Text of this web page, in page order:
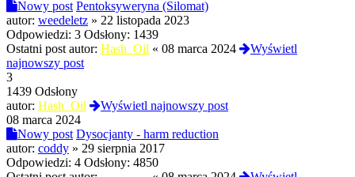
Nowy post Pentoksyweryna (Silomat)
autor: weedeletz » 22 listopada 2023
Odpowiedzi: 3 Odsłony: 1439
Ostatni post autor: Hash_Oil « 08 marca 2024
Wyświetl
najnowszy post
3
1439 Odsłony
autor: Hash_Oil
Wyświetl najnowszy post
08 marca 2024
Nowy post Dysocjanty - harm reduction
autor: coddy » 29 sierpnia 2017
Odpowiedzi: 4 Odsłony: 4850